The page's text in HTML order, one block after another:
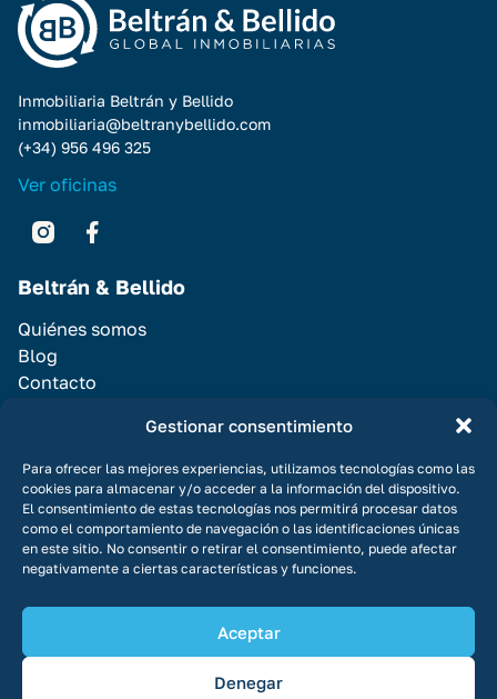
Gestionar consentimiento
Para ofrecer las mejores experiencias, utilizamos tecnologías como las
cookies para almacenar y/o acceder a la información del dispositivo.
El consentimiento de estas tecnologías nos permitirá procesar datos
como el comportamiento de navegación o las identificaciones únicas
en este sitio. No consentir o retirar el consentimiento, puede afectar
negativamente a ciertas características y funciones.
Aceptar
Denegar
Inmobiliaria Beltrán y Bellido
inmobiliaria@beltranybellido.com
(+34) 956 496 325
Ver oficinas
Beltrán & Bellido
Quiénes somos
Blog
Contacto
Vender Casa
Alquilar casa
Promociones
© Copyright 2026 Todos los derechos reservados